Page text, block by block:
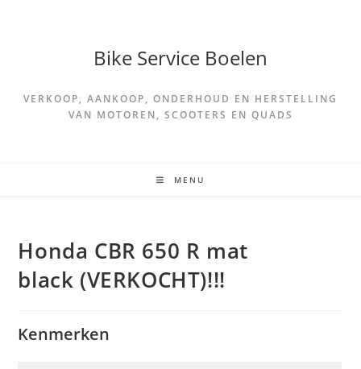
Bike Service Boelen
VERKOOP, AANKOOP, ONDERHOUD EN HERSTELLING
VAN MOTOREN, SCOOTERS EN QUADS
MENU
Honda CBR 650 R mat
black (VERKOCHT)!!!
Kenmerken